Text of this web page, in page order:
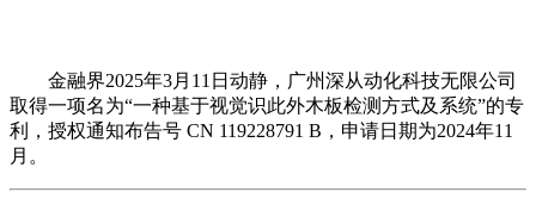
金融界2025年3月11日动静，广州深从动化科技无限公司
取得一项名为“一种基于视觉识此外木板检测方式及系统”的专
利，授权通知布告号 CN 119228791 B，申请日期为2024年11
月。